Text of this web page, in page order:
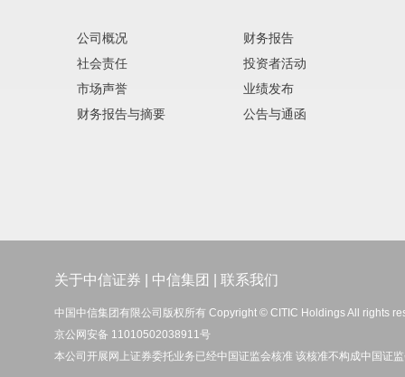
公司概况
社会责任
市场声誉
财务报告与摘要
财务报告
投资者活动
业绩发布
公告与通函
关于中信证券 中信集团 联系我们
中国中信集团有限公司版权所有 Copyright © CITIC Holdings All rights
京公网安备 11010502038911号
本公司开展网上证券委托业务已经中国证监会核准 该核准不构成中国证